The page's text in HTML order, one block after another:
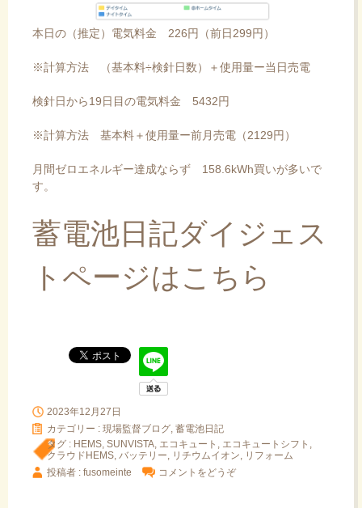
本日の（推定）電気料金 226円（前日299円）
※計算方法 （基本料÷検針日数）＋使用量ー当日売電
検針日から19日目の電気料金 5432円
※計算方法 基本料＋使用量ー前月売電（2129円）
月間ゼロエネルギー達成ならず 158.6kWh買いが多いで
す。
蓄電池日記ダイジェス
トページはこちら
2023年12月27日
カテゴリー : 現場監督ブログ, 蓄電池日記
タグ : HEMS, SUNVISTA, エコキュート , エコキュートシフト ,
クラウドHEMS, バッテリー, リチウムイオン, リフォーム
投稿者 : fusomeinte
コメントをどうぞ